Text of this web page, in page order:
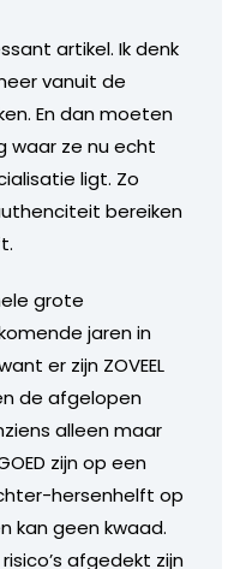
artikel. Ik denk
vanuit de
En dan moeten
waar ze nu echt
ligt. Zo
bereiken
grote
komende jaren in
er zijn ZOVEEL
de afgelopen
alleen maar
zijn op een
hersenhelft op
kan geen kwaad.
afgedekt zijn